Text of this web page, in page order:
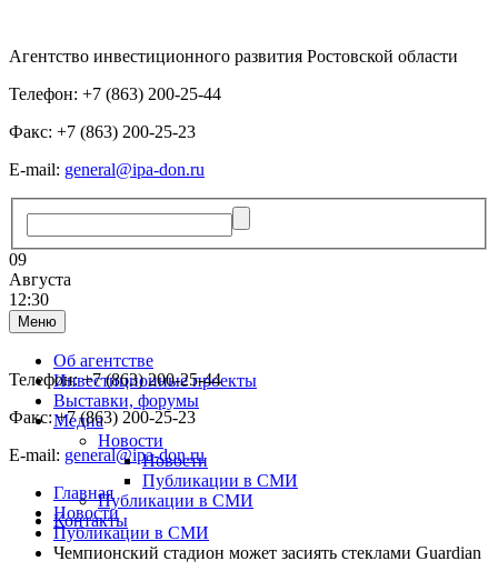
Агентство инвестиционного развития Ростовской области
Телефон: +7 (863) 200-25-44
Факс: +7 (863) 200-25-23
E-mail: general@ipa-don.ru
09
Августа
12:30
Меню
Об агентстве
Инвестиционные проекты
Выставки, форумы
Медиа
Новости
Новости
Публикации в СМИ
Публикации в СМИ
Контакты
Телефон: +7 (863) 200-25-44
Факс: +7 (863) 200-25-23
E-mail: general@ipa-don.ru
Главная
Новости
Публикации в СМИ
Чемпионский стадион может засиять стеклами Guardian